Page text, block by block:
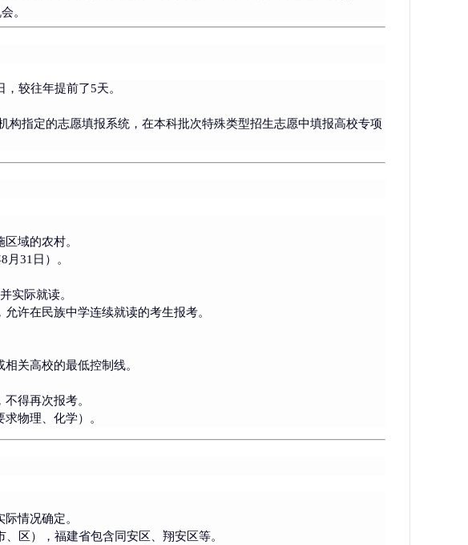
。
，较往年提前了5天。
构指定的志愿填报系统，在本科批次特殊类型招生志愿中填报高校专项
域的农村。
月31日）。
并实际就读。
许在民族中学连续就读的考生报考。
相关高校的最低控制线。
不得再次报考。
物理、化学）。
情况确定。
区），福建省包含同安区、翔安区等。